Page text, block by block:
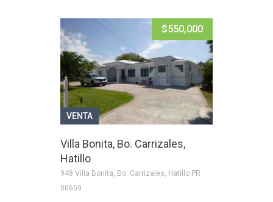
VENTA
$550,000
Villa Bonita, Bo. Carrizales,
Hatillo
948 Villa Bonita, Bo. Carrizales, Hatillo PR
00659